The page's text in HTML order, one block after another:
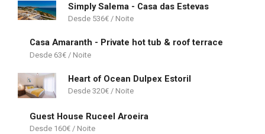
Simply Salema - Casa das Estevas
536€
Casa Amaranth - Private hot tub & roof terrace
63€
Heart of Ocean Dulpex Estoril
320€
Guest House Ruceel Aroeira
160€